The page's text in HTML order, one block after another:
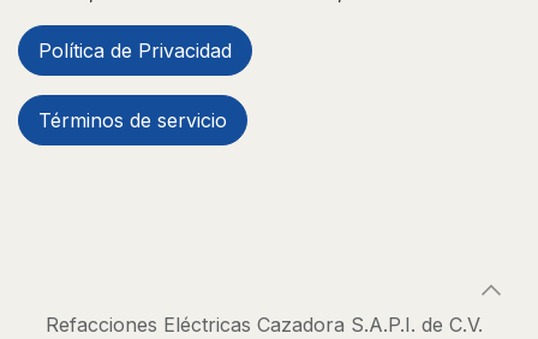
Política de Privacidad
Términos de servicio
Refacciones Eléctricas Cazadora S.A.P.I. de C.V.